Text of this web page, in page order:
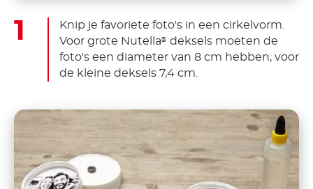
Knip je favoriete foto's in een cirkelvorm.
Voor grote Nutella® deksels moeten de
foto's een diameter van 8 cm hebben, voor
de kleine deksels 7,4 cm.